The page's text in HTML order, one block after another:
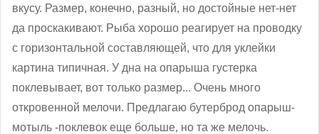
вкусу. Размер, конечно, разный, но достойные нет-нет
да проскакивают. Рыба хорошо реагирует на проводку
с горизонтальной составляющей, что для уклейки
картина типичная. У дна на опарыша густерка
поклевывает, вот только размер... Очень много
откровенной мелочи. Предлагаю бутерброд опарыш-
мотыль -поклевок еще больше, но та же мелочь.